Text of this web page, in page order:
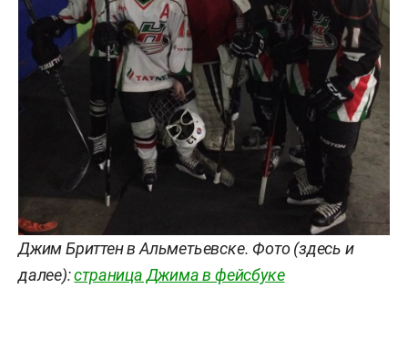
Джим Бриттен в Альметьевске. Фото (здесь и
далее):страница Джима в фейсбуке